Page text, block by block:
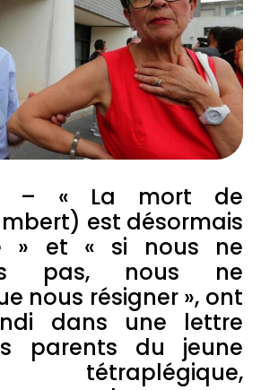
– « La mort de
est désormais
» et « si nous ne
pas, nous ne
nous résigner », ont
dans une lettre
parents du jeune
tétraplégique,